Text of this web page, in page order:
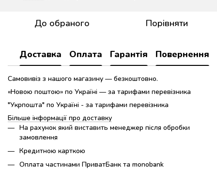
До обраного Порівняти
Доставка Оплата Гарантія Повернення
Самовивіз з нашого магазину — безкоштовно.
«Новою поштою» по Україні — за тарифами перевізника
"Укрпошта" по Україні - за тарифами перевізника
Більше інформації про доставку
На рахунок який виставить менеджер після обробки
замовлення
Кредитною карткою
Оплата частинами ПриватБанк та monobank